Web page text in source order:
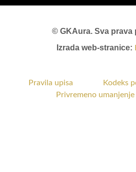
© GKAura. Sva prava
Izrada web-stranice:
Pravila upisa
Privremeno